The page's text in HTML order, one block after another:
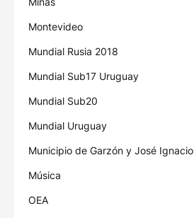
Montevideo
Mundial Rusia 2018
Mundial Sub17 Uruguay
Mundial Sub20
Mundial Uruguay
Municipio de Garzón y José Ignacio
Música
OEA